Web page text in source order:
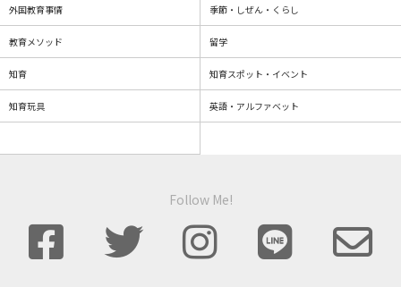
外国教育事情 季節・しぜん・くらし
教育メソッド 留学
知育 知育スポット・イベント
知育玩具 英語・アルファベット
Follow Me!